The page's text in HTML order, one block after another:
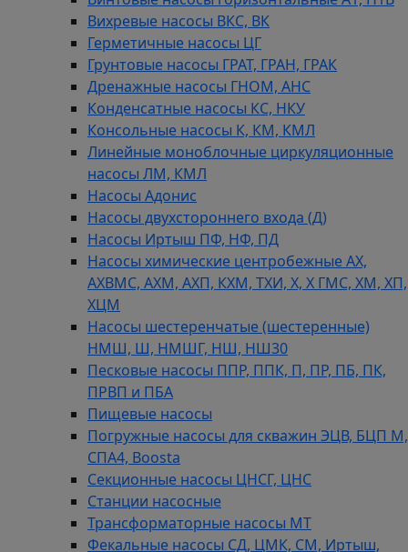
Вихревые насосы ВКС, ВК
Герметичные насосы ЦГ
Грунтовые насосы ГРАТ, ГРАН, ГРАК
Дренажные насосы ГНОМ, АНС
Конденсатные насосы КС, НКУ
Консольные насосы К, КМ, КМЛ
Линейные моноблочные циркуляционные
насосы ЛМ, КМЛ
Насосы Адонис
Насосы двухстороннего входа (Д)
Насосы Иртыш ПФ, НФ, ПД
Насосы химические центробежные АХ,
АХВМС, АХМ, АХП, КХМ, ТХИ, Х, Х ГМС, ХМ, ХП,
ХЦМ
Насосы шестеренчатые (шестеренные)
НМШ, Ш, НМШГ, НШ, НШ30
Песковые насосы ППР, ППК, П, ПР, ПБ, ПК,
ПРВП и ПБА
Пищевые насосы
Погружные насосы для скважин ЭЦВ, БЦП М,
СПА4, Boosta
Секционные насосы ЦНСГ, ЦНС
Станции насосные
Трансформаторные насосы МТ
Фекальные насосы СД, ЦМК, СМ, Иртыш,